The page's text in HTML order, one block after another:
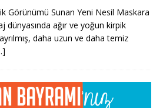
Görünümü Sunan Yeni Nesil Maskara
dünyasında ağır ve yoğun kirpik
daha uzun ve daha temiz